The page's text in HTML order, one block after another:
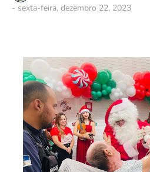
- sexta-feira, dezembro 22, 2023